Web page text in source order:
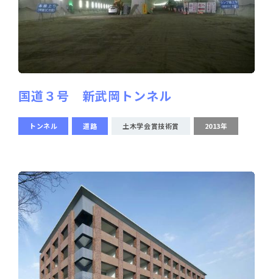
国道３号 新武岡トンネル
トンネル 道路 土木学会賞技術賞 2013年